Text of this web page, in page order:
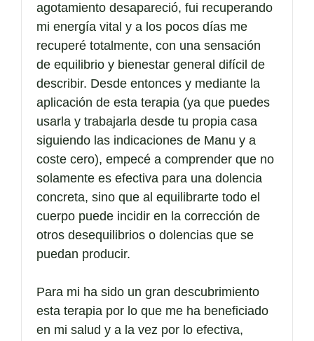
agotamiento desapareció, fui recuperando
mi energía vital y a los pocos días me
recuperé totalmente, con una sensación
de equilibrio y bienestar general difícil de
describir. Desde entonces y mediante la
aplicación de esta terapia (ya que puedes
usarla y trabajarla desde tu propia casa
siguiendo las indicaciones de Manu y a
coste cero), empecé a comprender que no
solamente es efectiva para una dolencia
concreta, sino que al equilibrarte todo el
cuerpo puede incidir en la corrección de
otros desequilibrios o dolencias que se
puedan producir.
Para mi ha sido un gran descubrimiento
esta terapia por lo que me ha beneficiado
en mi salud y a la vez por lo efectiva,